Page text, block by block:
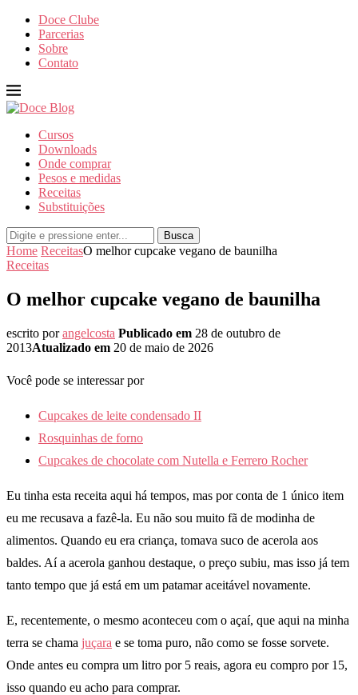
Doce Clube
Parcerias
Sobre
Contato
Cursos
Downloads
Onde comprar
Pesos e medidas
Receitas
Substituições
Busca
Home ReceitasO melhor cupcake vegano de baunilha
Receitas
O melhor cupcake vegano de baunilha
escrito porangelcosta Publicado em 28 de outubro de
2013Atualizado em 20 de maio de 2026
Você pode se interessar por
Cupcakes de leite condensado II
Rosquinhas de forno
Cupcakes de chocolate com Nutella e Ferrero Rocher
Eu tinha esta receita aqui há tempos, mas por conta de 1 único item
eu me recusava a fazê-la. Eu não sou muito fã de modinha de
alimentos. Quando eu era criança, tomava suco de acerola aos
baldes. Aí a acerola ganhou destaque, o preço subiu, mas isso já tem
tanto tempo que já está em um patamar aceitável novamente.
E, recentemente, o mesmo aconteceu com o açaí, que aqui na minha
terra se chama juçara e se toma puro, não como se fosse sorvete.
Onde antes eu compra um litro por 5 reais, agora eu compro por 15,
isso quando eu acho para comprar.